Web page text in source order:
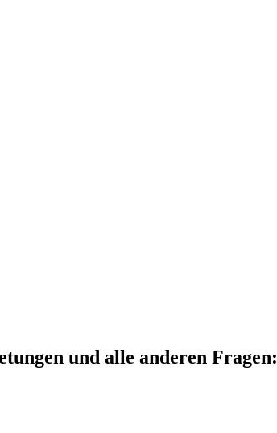
und alle anderen Fragen: